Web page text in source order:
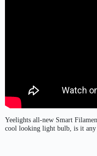
Yeelights all-new Smart
cool looking light bulb, is it any